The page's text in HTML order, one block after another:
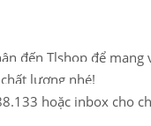
đến Tlshop để mang
lượng nhé!
hoặc inbox cho